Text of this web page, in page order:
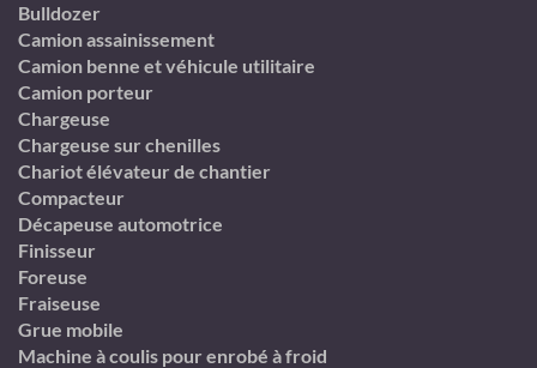
Bulldozer
Camion assainissement
Camion benne et véhicule utilitaire
Camion porteur
Chargeuse
Chargeuse sur chenilles
Chariot élévateur de chantier
Compacteur
Décapeuse automotrice
Finisseur
Foreuse
Fraiseuse
Grue mobile
Machine à coulis pour enrobé à froid